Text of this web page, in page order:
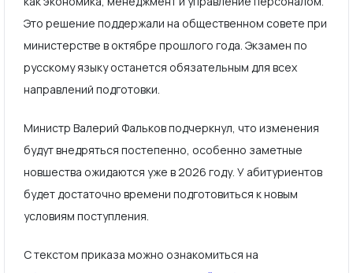
Это решение поддержали на общественном совете при
министерстве в октябре прошлого года. Экзамен по
русскому языку останется обязательным для всех
направлений подготовки.
Министр Валерий Фальков подчеркнул, что изменения
будут внедряться постепенно, особенно заметные
новшества ожидаются уже в 2026 году. У абитуриентов
будет достаточно времени подготовиться к новым
условиям поступления.
С текстом приказа можно ознакомиться на